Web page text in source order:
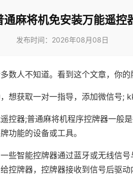
麻将机免安装万能遥控
发布时间：2026年08月08日
数人不知道。看到这个文章，你的
想获取一对一指导，添加微信号;
控器;普通麻将机程序控牌器一般
功能的设备或工具。
些智能控牌器通过蓝牙或无线信
控牌器，控牌器接收到信号后驱